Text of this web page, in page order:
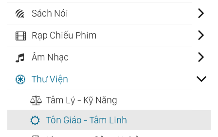
Sách Nói
Rạp Chiếu Phim
Âm Nhạc
Thư Viện
Tâm Lý - Kỹ Năng
Tôn Giáo - Tâm Linh